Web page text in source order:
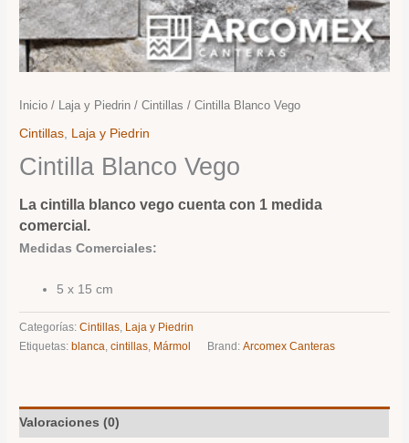
Inicio / Laja y Piedrin /Cintillas / Cintilla Blanco Vego
Cintillas Laja y Piedrin
Cintilla Blanco Vego
La cintilla blanco vego cuenta con 1 medida
comercial.
Medidas Comerciales:
5 x 15 cm
Categorías:Cintillas, Laja y Piedrin
Etiquetas: blanca,cintillas, Mármol Brand:Arcomex Canteras
Valoraciones (0)